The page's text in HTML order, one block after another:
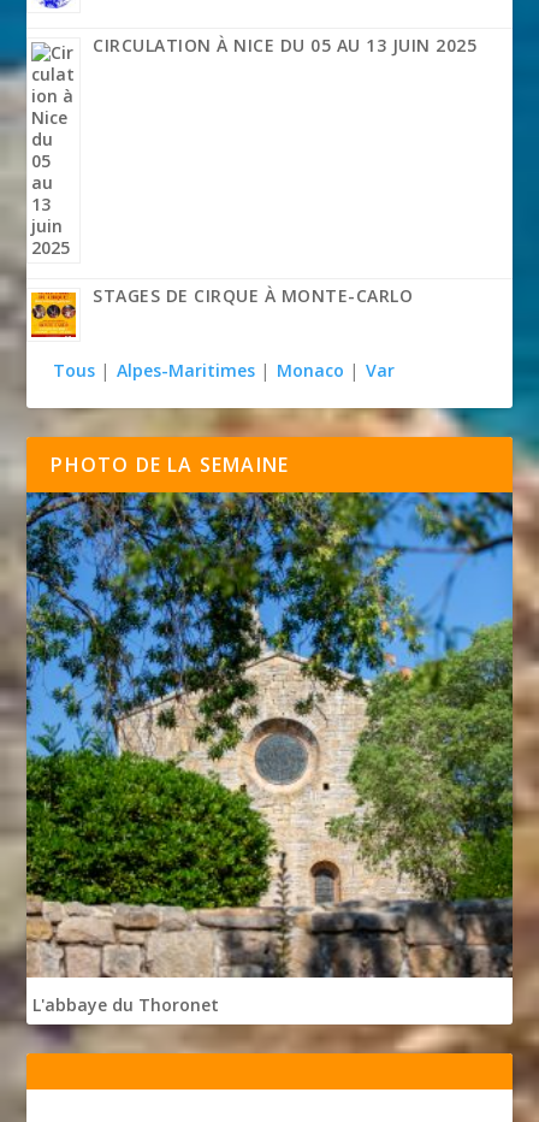
CIRCULATION À NICE DU 05 AU 13 JUIN 2025
STAGES DE CIRQUE À MONTE-CARLO
Tous | Alpes-Maritimes | Monaco | Var
PHOTO DE LA SEMAINE
L'abbaye du Thoronet